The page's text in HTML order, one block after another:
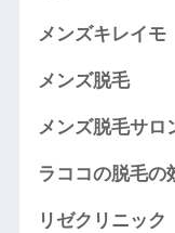
メンズキレイモ
メンズ脱毛
メンズ脱毛サロ
ラココの脱毛の
リゼクリニック